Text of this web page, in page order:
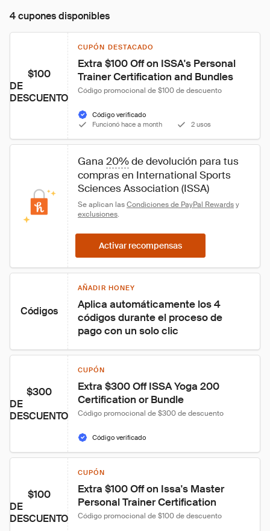
4 cupones disponibles
$100
DE
DESCUENTO
CUPÓN DESTACADO
Extra $100 Off on ISSA's Personal
Trainer Certification and Bundles
Código promocional de $100 de descuento
Código verificado
Funcionó hace a month
2 usos
Gana 20% de devolución para tus
compras en International Sports
Sciences Association (ISSA)
Se aplican las Condiciones de PayPal Rewards y
exclusiones.
Activar recompensas
Códigos
AÑADIR HONEY
Aplica automáticamente los 4
códigos durante el proceso de
pago con un solo clic
$300
DE
DESCUENTO
CUPÓN
Extra $300 Off ISSA Yoga 200
Certification or Bundle
Código promocional de $300 de descuento
Código verificado
$100
DE
DESCUENTO
CUPÓN
Extra $100 Off on Issa's Master
Personal Trainer Certification
Código promocional de $100 de descuento